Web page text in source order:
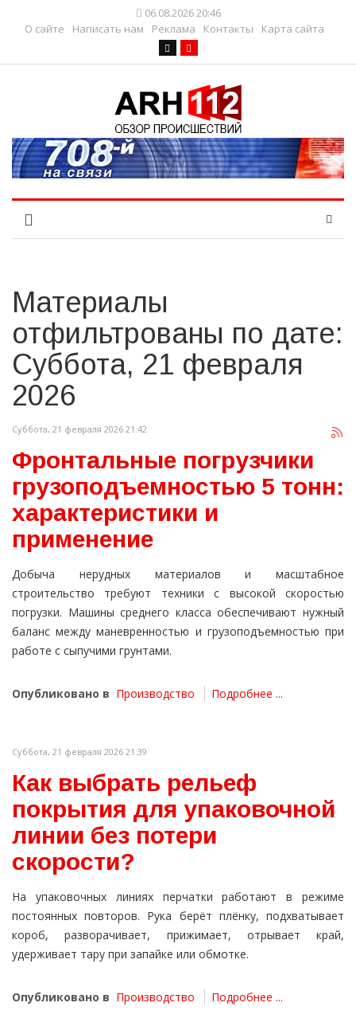
06.08.2026 20:46
О сайте
Написать нам Реклама Контакты Карта сайта
Материалы
отфильтрованы по дате:
Суббота, 21 февраля
2026
Суббота, 21 февраля 2026 21:42
Фронтальные погрузчики
грузоподъемностью 5 тонн:
характеристики и
применение
Добыча нерудных материалов и масштабное
строительство требуют техники с высокой скоростью
погрузки. Машины среднего класса обеспечивают нужный
баланс между маневренностью и грузоподъемностью при
работе с сыпучими грунтами.
Опубликовано в Производство Подробнее ...
Суббота, 21 февраля 2026 21:39
Как выбрать рельеф
покрытия для упаковочной
линии без потери
скорости?
На упаковочных линиях перчатки работают в режиме
постоянных повторов. Рука берёт плёнку, подхватывает
короб, разворачивает, прижимает, отрывает край,
удерживает тару при запайке или обмотке.
Опубликовано в Производство Подробнее ...